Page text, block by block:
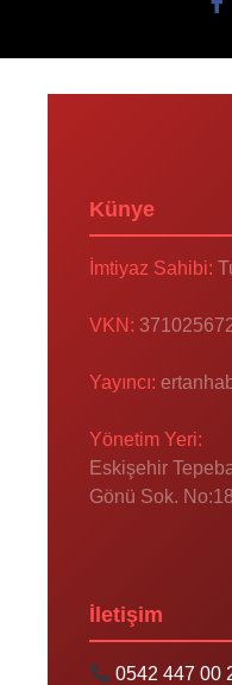
Künye
İmtiyaz Sahibi:
VKN:
Yayıncı:
Yönetim Yeri:
Eskişehir
Gönü Sok.
İletişim
0542 447 00